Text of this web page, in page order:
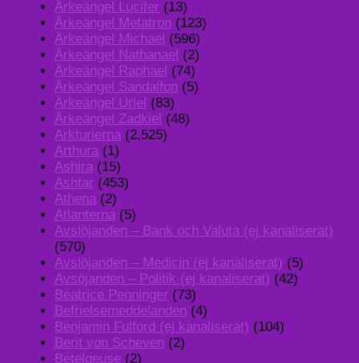
Ärkeängel Lucifer (13)
Ärkeängel Metatron (123)
Ärkeängel Michael (596)
Ärkeängel Nathanael (2)
Ärkeängel Raphael (74)
Ärkeängel Sandalfon (5)
Ärkeängel Uriel (83)
Ärkeängel Zadkiel (48)
Arkturierna (2,525)
Arthura (1)
Ashira (15)
Ashtar (453)
Athena (2)
Atlanterna (5)
Avslöjanden – Bank och Valuta (ej kanaliserat)
(570)
Avslöjanden – Medicin (ej kanaliserat) (5)
Avsöjanden – Politik (ej kanaliserat) (42)
Beatrice Penninger (73)
Befrielsemeddelanden (4)
Benjamin Fulford (ej kanaliserat) (104)
Berit von Scheven (2)
Betelgeuse (2)